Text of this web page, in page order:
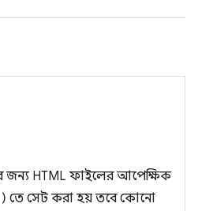
HTML ফাইলের আপেক্ষিক
) তে সেট করা হয় তবে কোনো